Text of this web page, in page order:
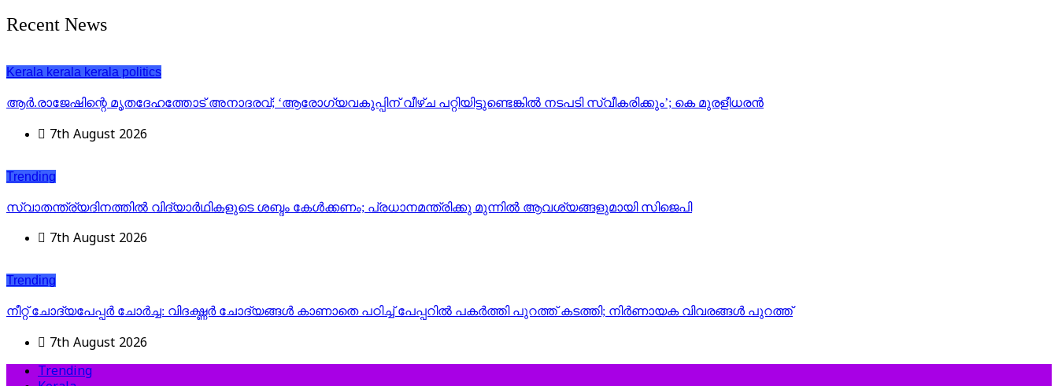
Recent News
Kerala kerala kerala politics
ആര്‍.രാജേഷിന്റെ മൃതദേഹത്തോട് അനാദരവ്; ‘ആരോഗ്യവകുപ്പിന് വീഴ്ച പറ്റിയിട്ടുണ്ടെങ്കില്‍ നടപടി സ്വീകരിക്കും’; കെ മുരളീധരന്‍
7th August 2026
Trending
സ്വാതന്ത്ര്യദിനത്തിൽ വിദ്യാർഥികളുടെ ശബ്ദം കേൾക്കണം; പ്രധാനമന്ത്രിക്കു മുന്നിൽ ആവശ്യങ്ങളുമായി സിജെപി
7th August 2026
Trending
നീറ്റ് ചോദ്യപേപ്പർ ചോർച്ച: വിദഗ്ദ്ധർ ചോദ്യങ്ങൾ കാണാതെ പഠിച്ച് പേപ്പറിൽ പകർത്തി പുറത്ത് കടത്തി; നിർണായക വിവരങ്ങൾ പുറത്ത്
7th August 2026
Trending